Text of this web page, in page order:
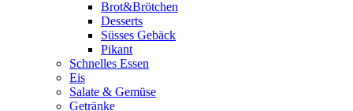
Brot&Brötchen
Desserts
Süsses Gebäck
Pikant
Schnelles Essen
Eis
Salate & Gemüse
Getränke